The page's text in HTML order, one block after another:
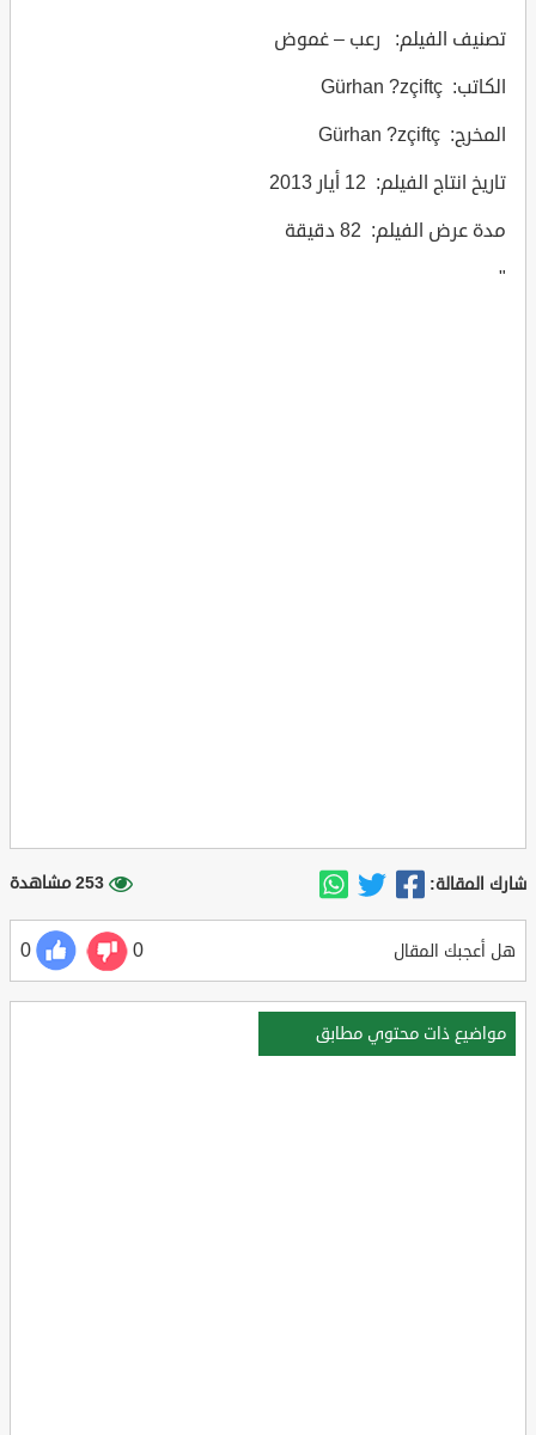
تصنيف الفيلم: رعب – غموض
الكاتب: Gürhan ?zçiftç
المخرج: Gürhan ?zçiftç
تاريخ انتاج الفيلم: 12 أيار 2013
مدة عرض الفيلم: 82 دقيقة
"
شارك المقالة: 253 مشاهدة
هل أعجبك المقال 0
0
مواضيع ذات محتوي مطابق